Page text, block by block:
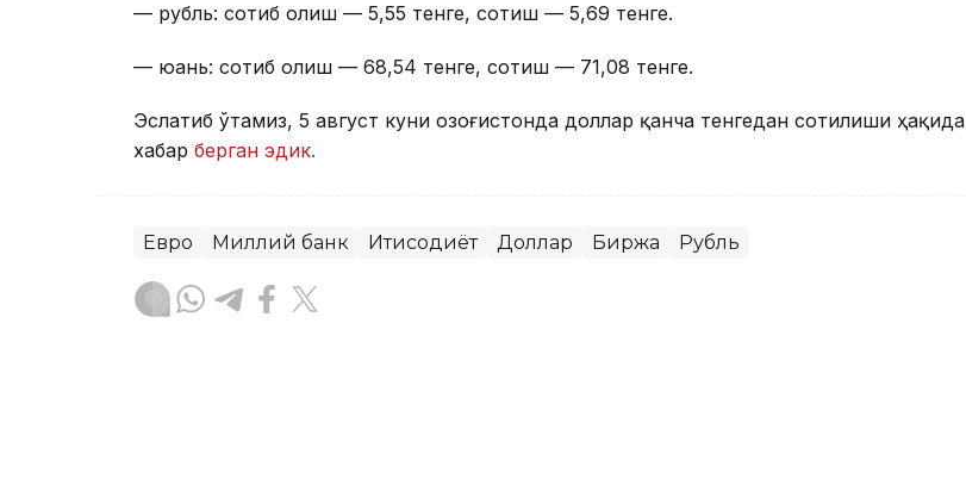
— рубль: сотиб олиш — 5,55 тенге, сотиш — 5,69 тенге.
— юань: сотиб олиш — 68,54 тенге, сотиш — 71,08 тенге.
Эслатиб ўтамиз, 5 август куни Қозоғистонда доллар қанча тенгедан сотилиши ҳақида
хабар берган эдик.
Евро Миллий банк Иқтисодиёт Доллар Биржа Рубль